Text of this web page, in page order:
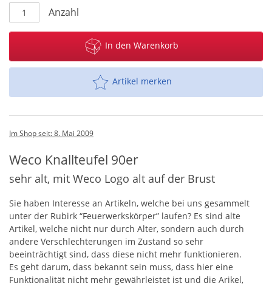
Anzahl
In den Warenkorb
Artikel merken
Im Shop seit: 8. Mai 2009
Weco Knallteufel 90er
sehr alt, mit Weco Logo alt auf der Brust
Sie haben Interesse an Artikeln, welche bei uns gesammelt
unter der Rubirk “Feuerwerkskörper” laufen? Es sind alte
Artikel, welche nicht nur durch Alter, sondern auch durch
andere Verschlechterungen im Zustand so sehr
beeinträchtigt sind, dass diese nicht mehr funktionieren.
Es geht darum, dass bekannt sein muss, dass hier eine
Funktionalität nicht mehr gewährleistet ist und die Arikel,